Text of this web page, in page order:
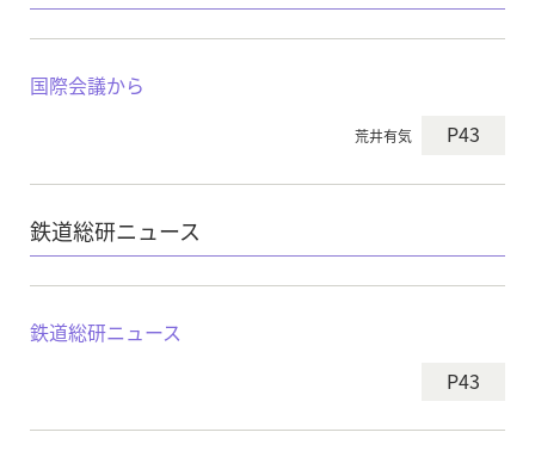
国際会議から
荒井有気 P43
鉄道総研ニュース
鉄道総研ニュース
P43